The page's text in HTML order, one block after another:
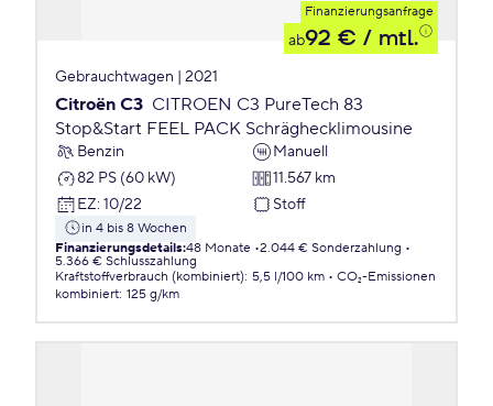
Finanzierungsanfrage
ab92 € / mtl.
Gebrauchtwagen | 2021
Citroën C3 CITROEN C3 PureTech 83
Stop&Start FEEL PACK Schräghecklimousine
Benzin
Manuell
82 PS (60 kW)
11.567 km
EZ: 10/22 Stoff
in 4 bis 8 Wochen
Finanzierungsdetails:48 Monate 2.044 € Sonderzahlung
5.366 € Schlusszahlung
Kraftstoffverbrauch (kombiniert): 5,5 l/100 km
CO₂-Emissionen
kombiniert: 125 g/km